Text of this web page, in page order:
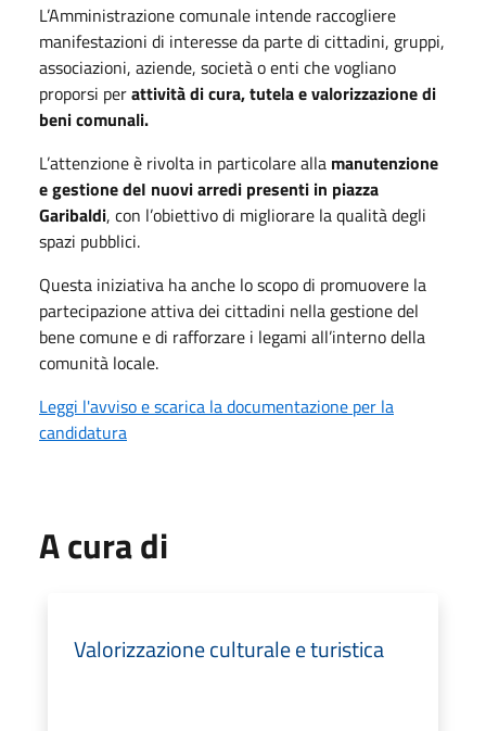
L’Amministrazione comunale intende raccogliere
manifestazioni di interesse da parte di cittadini, gruppi,
associazioni, aziende, società o enti che vogliano
proporsi perattività di cura, tutela e valorizzazione di
beni comunali.
L’attenzione è rivolta in particolare alla manutenzione
e gestione deI nuovi arredi presenti in piazza
Garibaldi, con l’obiettivo di migliorare la qualità degli
spazi pubblici.
Questa iniziativa ha anche lo scopo di promuovere la
partecipazione attiva dei cittadini nella gestione del
bene comune e di rafforzare i legami all’interno della
comunità locale.
Leggi l'avviso e scarica la documentazione per la
candidatura
A cura di
Valorizzazione culturale e turistica